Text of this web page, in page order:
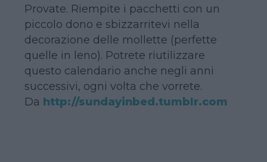
Provate. Riempite i pacchetti con un
piccolo dono e sbizzarritevi nella
decorazione delle mollette (perfette
quelle in leno). Potrete riutilizzare
questo calendario anche negli anni
successivi, ogni volta che vorrete.
Da http://sundayinbed.tumblr.com